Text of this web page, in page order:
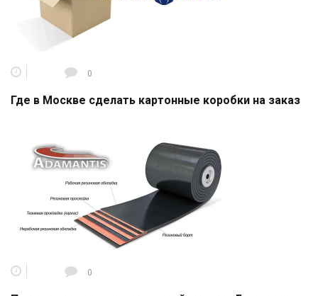
0
Где в Москве сделать картонные коробки на заказ
0